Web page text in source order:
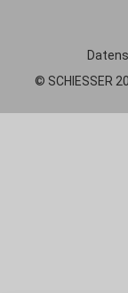
© SCHIESSER